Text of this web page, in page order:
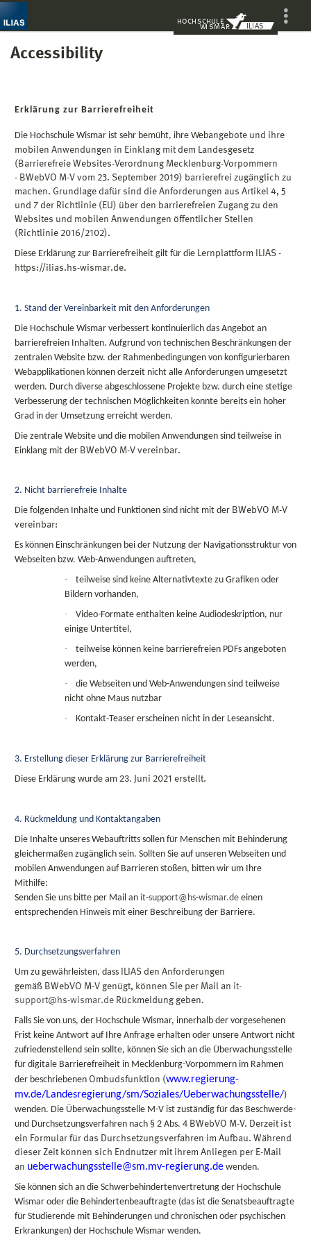
H OCH SC H UL E
WI SM AR ILIAS
Accessibility
Erklärung zur Barrierefreiheit
Die Hochschule Wismar ist sehr bemüht, ihre Webangebote und ihre
mobilen Anwendungen in Einklang mit dem Landesgesetz
(Barrierefreie Websites-Verordnung Mecklenburg-Vorpommern
- BWebVO M-V vom 23. September 2019) barrierefrei zugänglich zu
machen. Grundlage dafür sind die Anforderungen aus Artikel 4, 5
und 7 der Richtlinie (EU) über den barrierefreien Zugang zu den
Websites und mobilen Anwendungen öffentlicher Stellen
(Richtlinie 2016/2102).
Diese Erklärung zur Barrierefreiheit gilt für die Lernplattform
ILIAS -
https://ilias.hs-wismar.de.
1. Stand der Vereinbarkeit mit den Anforderungen
Die Hochschule Wismar verbessert kontinuierlich das Angebot an
barrierefreien Inhalten. Aufgrund von technischen Beschränkungen der
zentralen Website bzw. der Rahmenbedingungen von konfigurierbaren
Webapplikationen können derzeit nicht alle Anforderungen umgesetzt
werden. Durch diverse abgeschlossene Projekte bzw. durch eine stetige
Verbesserung der technischen Möglichkeiten konnte bereits ein hoher
Grad in der Umsetzung erreicht werden.
Die zentrale Website und die mobilen Anwendungen sind teilweise in
Einklang mit der BWebVO M-V vereinbar.
2. Nicht barrierefreie Inhalte
Die folgenden Inhalte und Funktionen sind nicht mit der BWebVO M-V
vereinbar:
Es können Einschränkungen bei der Nutzung der Navigationsstruktur von
Webseiten bzw. Web-Anwendungen auftreten,
·
teilweise sind keine Alternativtexte zu Grafiken oder
Bildern vorhanden,
·
Video-Formate enthalten keine Audiodeskription, nur
einige Untertitel,
·
teilweise können keine barrierefreien PDFs angeboten
werden,
·
die Webseiten und Web-Anwendungen sind teilweise
nicht ohne Maus nutzbar
·
Kontakt-Teaser erscheinen nicht in der Leseansicht.
3. Erstellung dieser Erklärung zur Barrierefreiheit
Diese Erklärung wurde am 23.
Juni 2021 erstellt.
4. Rückmeldung und Kontaktangaben
Die Inhalte unseres Webauftritts sollen für Menschen mit Behinderung
gleichermaßen zugänglich sein. Sollten Sie auf unseren Webseiten und
mobilen Anwendungen auf Barrieren stoßen, bitten wir um Ihre
Mithilfe:
Senden Sie uns bitte per Mail an it-support@hs-wismar.de einen
entsprechenden Hinweis mit einer Beschreibung der Barriere.
5. Durchsetzungsverfahren
Um zu gewährleisten, dass
ILIAS den Anforderungen
gemäß BWebVO M-V genügt, können Sie per Mail an it-
support@hs-wismar.de Rückmeldung geben.
Falls Sie von uns, der Hochschule Wismar, innerhalb der vorgesehenen
Frist keine Antwort auf Ihre Anfrage erhalten oder unsere Antwort nicht
zufriedenstellend sein sollte, können Sie sich an die Überwachungsstelle
für digitale Barrierefreiheit in Mecklenburg-Vorpommern im Rahmen
der beschriebenen Ombudsfunktion (www.regierung-
mv.de/Landesregierung/sm/Soziales/Ueberwachungsstelle/)
wenden. Die Überwachungsstelle M-V ist zuständig für das Beschwerde-
und Durchsetzungsverfahren nach § 2 Abs. 4 BWebVO M-V. Derzeit ist
ein Formular für das Durchsetzungsverfahren im Aufbau. Während
dieser Zeit können sich Endnutzer mit ihrem Anliegen per E-Mail
an ueberwachungsstelle@sm.mv-regierung.de wenden.
Sie können sich an die Schwerbehindertenvertretung der Hochschule
Wismar oder die Behindertenbeauftragte (das ist die Senatsbeauftragte
für Studierende mit Behinderungen und chronischen oder psychischen
Erkrankungen) der Hochschule Wismar wenden.